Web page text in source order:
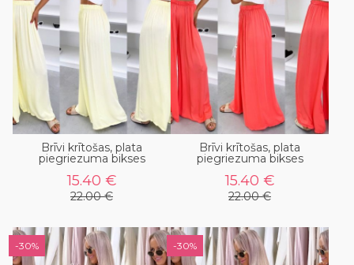
Brīvi krītošas, plata
piegriezuma bikses
15.40 €
22.00 €
Brīvi krītošas, plata
piegriezuma bikses
15.40 €
22.00 €
-30% -30%